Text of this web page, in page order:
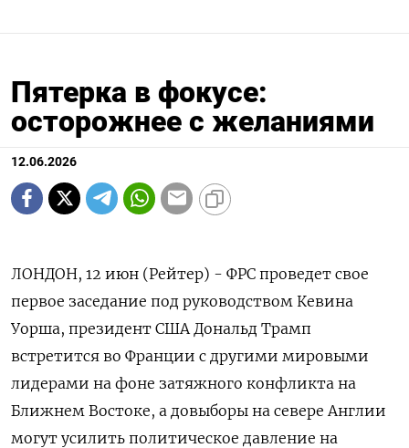
Пятерка в фокусе:
осторожнее с желаниями
12.06.2026
ЛОНДОН, 12 июн (Рейтер) - ФРС проведет свое
первое заседание под руководством Кевина
Уорша, президент США Дональд Трамп
встретится во Франции с другими мировыми
лидерами на фоне затяжного конфликта на
Ближнем Востоке, а довыборы на севере Англии
могут усилить политическое давление на